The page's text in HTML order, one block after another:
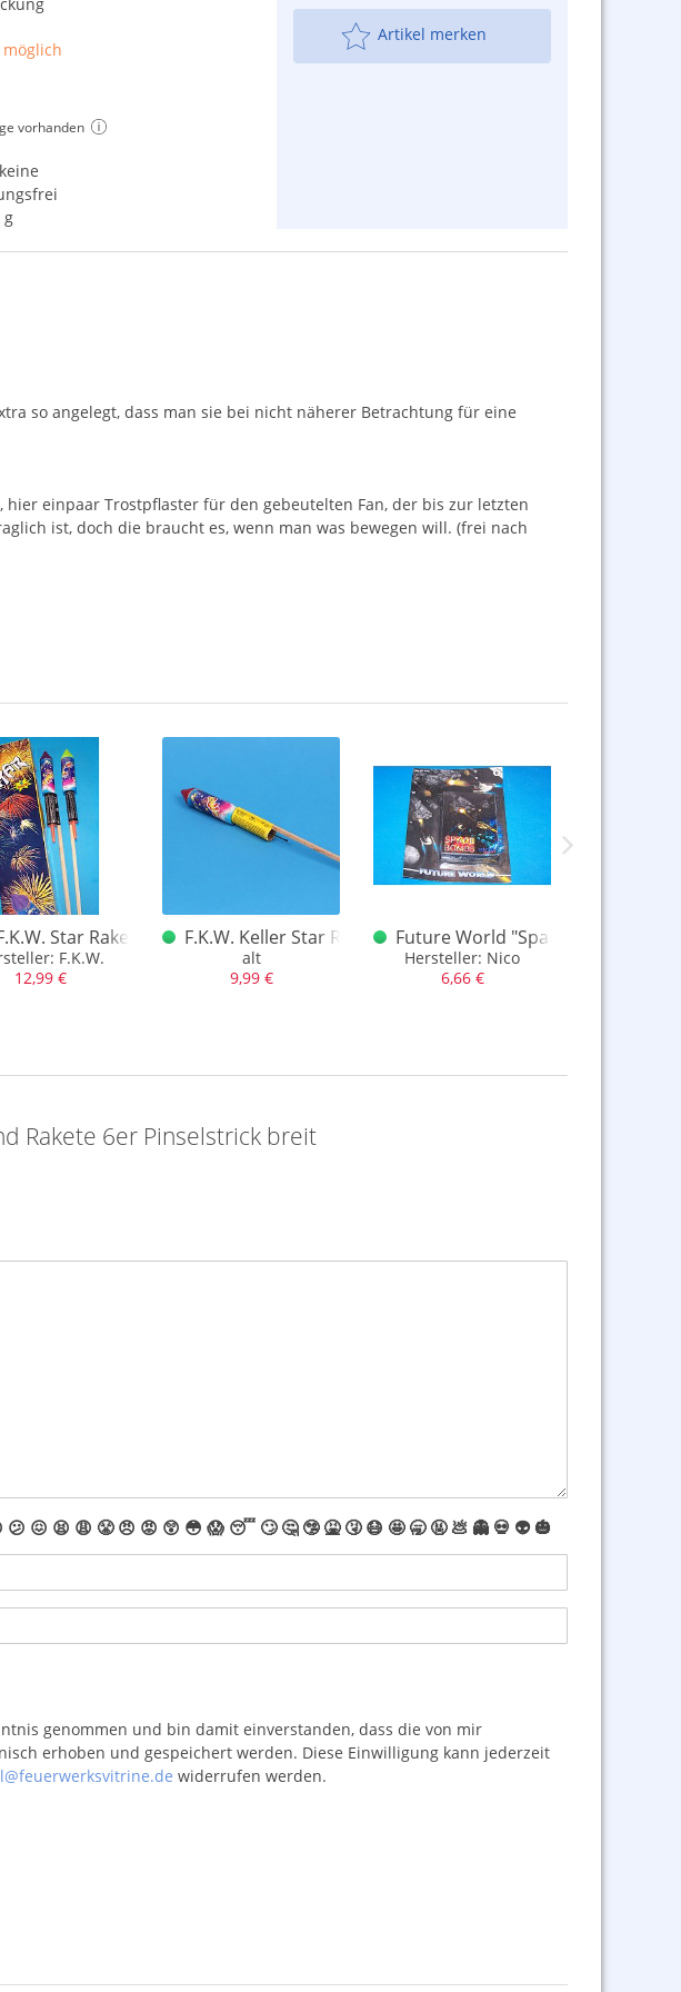
vorhanden
g
Artikel merken
so angelegt, dass man sie bei nicht näherer Betrachtung für eine
einpaar Trostpflaster für den gebeutelten Fan, der bis zur letzten
ist, doch die braucht es, wenn man was bewegen will. (frei nach
Star Rakete
F.K.W.
12,99 €
F.K.W. Keller Star Rakete
alt
9,99 €
Future World "Space Bombs"
Hersteller: Nico
6,66 €
Rakete 6er Pinselstrick breit
😕 😖 😫 😩 😤 😠 😡 😲 😳 😱 😴 🙄 🤔 🤥 🤮 🤧 😷 🤩 🥱 🤬 💩 👻 💀 👽 🎃
genommen und bin damit einverstanden, dass die von mir
erhoben und gespeichert werden. Diese Einwilligung kann jederzeit
widerrufen werden.